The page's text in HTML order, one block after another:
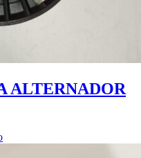
ALTERNADOR